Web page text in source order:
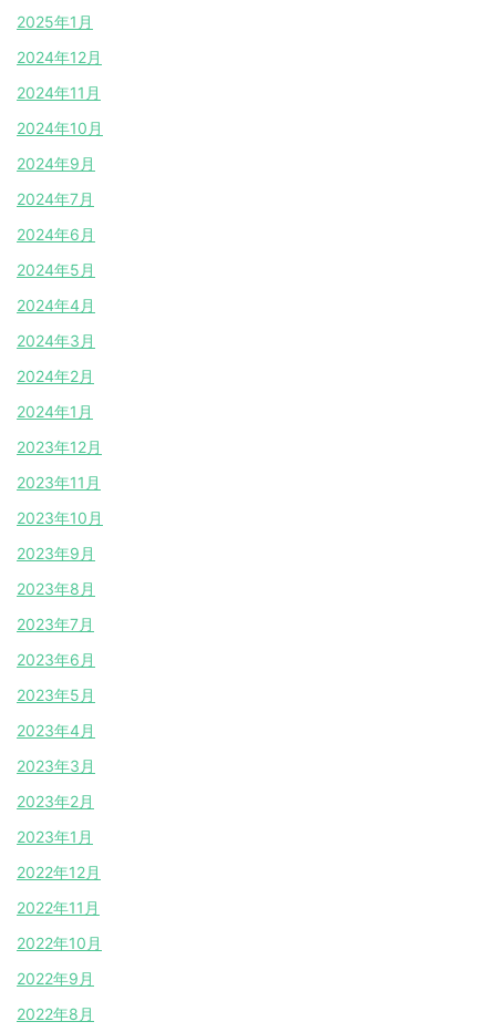
2025年1月
2024年12月
2024年11月
2024年10月
2024年9月
2024年7月
2024年6月
2024年5月
2024年4月
2024年3月
2024年2月
2024年1月
2023年12月
2023年11月
2023年10月
2023年9月
2023年8月
2023年7月
2023年6月
2023年5月
2023年4月
2023年3月
2023年2月
2023年1月
2022年12月
2022年11月
2022年10月
2022年9月
2022年8月